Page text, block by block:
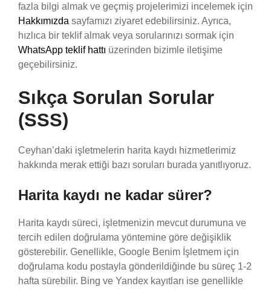
fazla bilgi almak ve geçmiş projelerimizi incelemek için
Hakkımızda sayfamızı ziyaret edebilirsiniz. Ayrıca,
hızlıca bir teklif almak veya sorularınızı sormak için
WhatsApp teklif hattı üzerinden bizimle iletişime
geçebilirsiniz.
Sıkça Sorulan Sorular
(SSS)
Ceyhan’daki işletmelerin harita kaydı hizmetlerimiz
hakkında merak ettiği bazı soruları burada yanıtlıyoruz.
Harita kaydı ne kadar sürer?
Harita kaydı süreci, işletmenizin mevcut durumuna ve
tercih edilen doğrulama yöntemine göre değişiklik
gösterebilir. Genellikle, Google Benim İşletmem için
doğrulama kodu postayla gönderildiğinde bu süreç 1-2
hafta sürebilir. Bing ve Yandex kayıtları ise genellikle